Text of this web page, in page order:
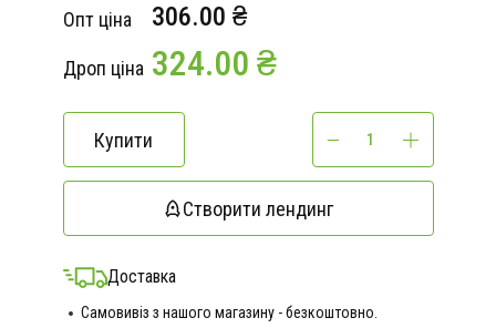
Опт ціна 306.00 ₴
Дроп ціна 324.00 ₴
Купити
Створити лендинг
Доставка
Самовивіз з нашого магазину - безкоштовно.